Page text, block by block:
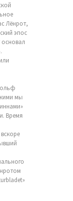
Лёнрот,
эпос
основал
мы
Время